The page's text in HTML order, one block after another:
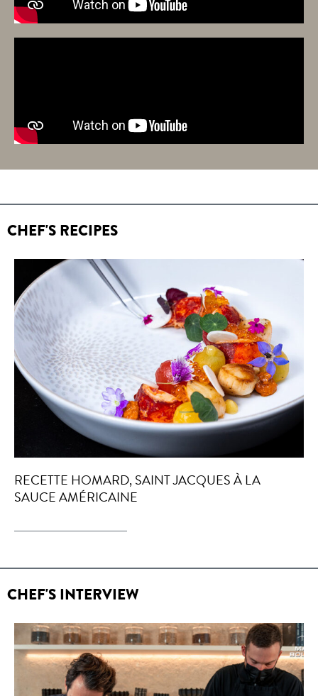
CHEF'S RECIPES
RECETTE HOMARD, SAINT JACQUES À LA
SAUCE AMÉRICAINE
CHEF'S INTERVIEW